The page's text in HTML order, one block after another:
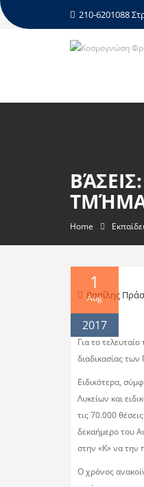
210-6201088
Home
1
Aug
2017
Βασίλης
Για το
διαδικασίας
Ειδικότερα,
Λυκείων και
τις 70.000
δεκαήμερο του
στην «Κ» να την
Ο χρόνος